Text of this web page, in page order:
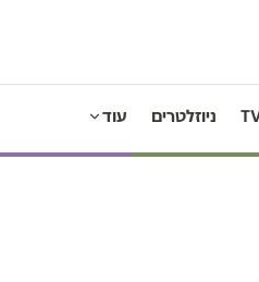
ניוזלטרים עוד